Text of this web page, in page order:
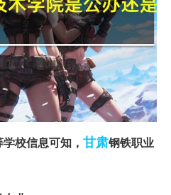
校信息可知， 甘肃钢铁职业